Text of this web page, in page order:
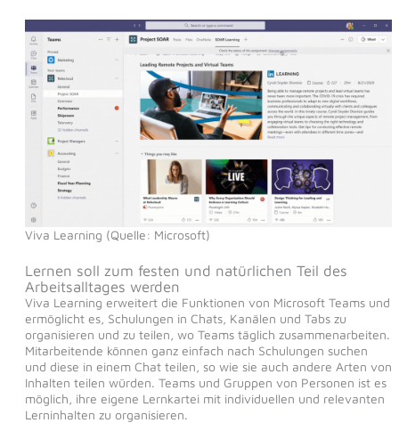
Viva Learning (Quelle: Microsoft)
Lernen soll zum festen und natürlichen Teil des
Arbeitsalltages werden
Viva Learning erweitert die Funktionen von Microsoft Teams und
ermöglicht es, Schulungen in Chats, Kanälen und Tabs zu
organisieren und zu teilen, wo Teams täglich zusammenarbeiten.
Mitarbeitende können ganz einfach nach Schulungen suchen
und diese in einem Chat teilen, so wie sie auch andere Arten von
Inhalten teilen würden. Teams und Gruppen von Personen ist es
möglich, ihre eigene Lernkartei mit individuellen und relevanten
Lerninhalten zu organisieren.